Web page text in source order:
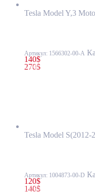
Tesla Model Y,3
Артикул: 1566302-00-A
270$
Провода
140$
1004873-00-E
Tesla Model
Артикул: 1004873-00-D
140$
Порт зарядного
120$
1026041-00-M